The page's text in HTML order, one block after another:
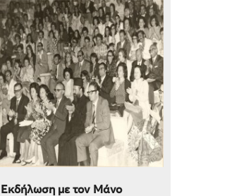
Εκδήλωση με τον Μάνο